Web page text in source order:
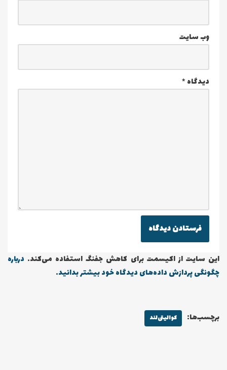
وب‌ سایت
دیدگاه*
این سایت از اکیسمت برای کاهش جفنگ استفاده می‌کند. درباره
چگونگی پردازش داده‌های دیدگاه خود بیشتر بدانید.
برچسب‌ها: کوالیتی‌لند